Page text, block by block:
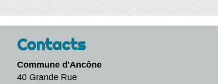
Contacts
Commune d'Ancône
40 Grande Rue